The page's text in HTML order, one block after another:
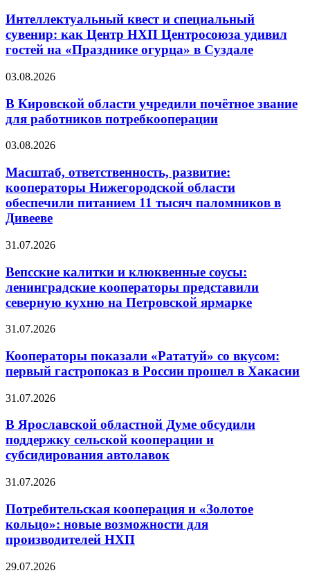
Интеллектуальный квест и специальный
сувенир: как Центр НХП Центросоюза удивил
гостей на «Празднике огурца» в Суздале
03.08.2026
В Кировской области учредили почётное звание
для работников потребкооперации
03.08.2026
Масштаб, ответственность, развитие:
кооператоры Нижегородской области
обеспечили питанием 11 тысяч паломников в
Дивееве
31.07.2026
Вепсские калитки и клюквенные соусы:
ленинградские кооператоры представили
северную кухню на Петровской ярмарке
31.07.2026
Кооператоры показали «Рататуй» со вкусом:
первый гастропоказ в России прошел в Хакасии
31.07.2026
В Ярославской областной Думе обсудили
поддержку сельской кооперации и
субсидирования автолавок
31.07.2026
Потребительская кооперация и «Золотое
кольцо»: новые возможности для
производителей НХП
29.07.2026